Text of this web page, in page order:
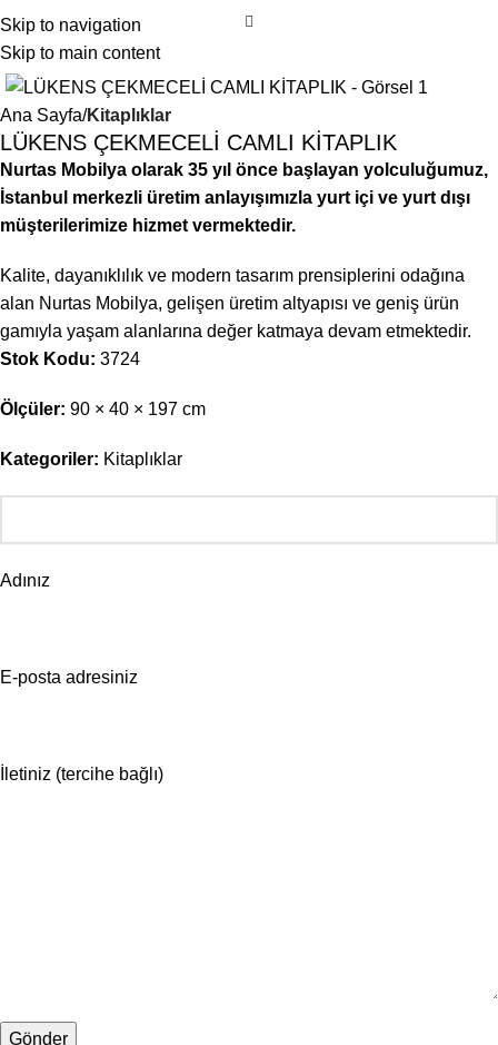
Skip to navigation
Skip to main content
Ana Sayfa Kitaplıklar
LÜKENS ÇEKMECELİ CAMLI KİTAPLIK
Nurtas Mobilya olarak 35 yıl önce başlayan yolculuğumuz,
İstanbul merkezli üretim anlayışımızla yurt içi ve yurt dışı
müşterilerimize hizmet vermektedir.
Kalite, dayanıklılık ve modern tasarım prensiplerini odağına
alan Nurtas Mobilya, gelişen üretim altyapısı ve geniş ürün
gamıyla yaşam alanlarına değer katmaya devam etmektedir.
Stok Kodu: 3724
Ölçüler: 90 × 40 × 197 cm
Kategoriler: Kitaplıklar
Adınız
E-posta adresiniz
İletiniz (tercihe bağlı)